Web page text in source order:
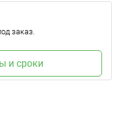
заказ.
и сроки